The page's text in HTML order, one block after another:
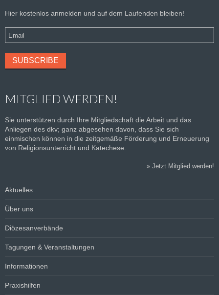
Hier kostenlos anmelden und auf dem Laufenden bleiben!
MITGLIED WERDEN!
Sie unterstützen durch Ihre Mitgliedschaft die Arbeit und das
Anliegen des dkv; ganz abgesehen davon, dass Sie sich
einmischen können in die zeitgemäße Förderung und Erneuerung
von Religionsunterricht und Katechese.
» Jetzt Mitglied werden!
Aktuelles
Über uns
Diözesanverbände
Tagungen & Veranstaltungen
Informationen
Praxishilfen